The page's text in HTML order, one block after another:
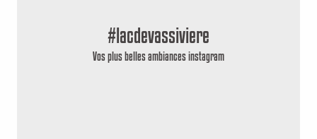
#lacdevassiviere
Vos plus belles ambiances instagram